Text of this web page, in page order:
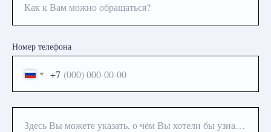
Как к Вам можно обращаться?
Номер телефона
+7
Здесь Вы можете указать, о чём Вы хотели бы узнать или какая процедура Вас интересует